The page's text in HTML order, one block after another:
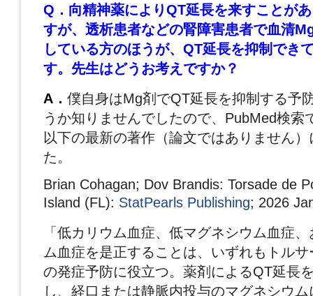
Q．向精神薬によりQT延長を来すことが
すが、透析患者などの腎障害患者で血清
している方のほうが、QT延長を抑制でき
す。 先生はどうお考えですか？
A． 僕自身はMg剤でQT延長を抑制する予
うか知りませんでしたので、PubMed検索
以下の最新の著作（論文ではありません
た。
Brian Cohagan; Dov Brandis: Torsade de
Island (FL): StatPearls Publishing; 2026
「低カリウム血症、低マグネシウム血症
ム血症を是正することは、いずれもトル
の発症予防に役立つ。薬剤によるQT延長
し、経口または静脈内投与のマグネシウ